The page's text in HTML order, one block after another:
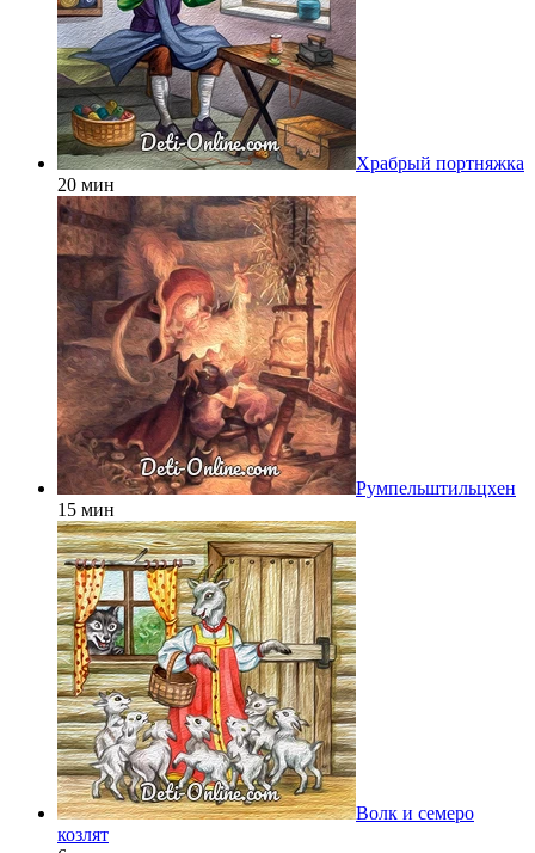
Храбрый портняжка
20 мин
Румпельштильцхен
15 мин
Волк и семеро
козлят